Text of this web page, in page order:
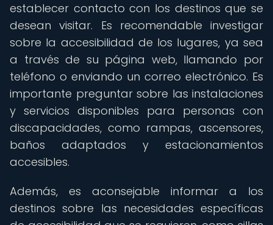
establecer contacto con los destinos que se
desean visitar. Es recomendable investigar
sobre la accesibilidad de los lugares, ya sea
a través de su página web, llamando por
teléfono o enviando un correo electrónico. Es
importante preguntar sobre las instalaciones
y servicios disponibles para personas con
discapacidades, como rampas, ascensores,
baños adaptados y estacionamientos
accesibles.
Además, es aconsejable informar a los
destinos sobre las necesidades específicas